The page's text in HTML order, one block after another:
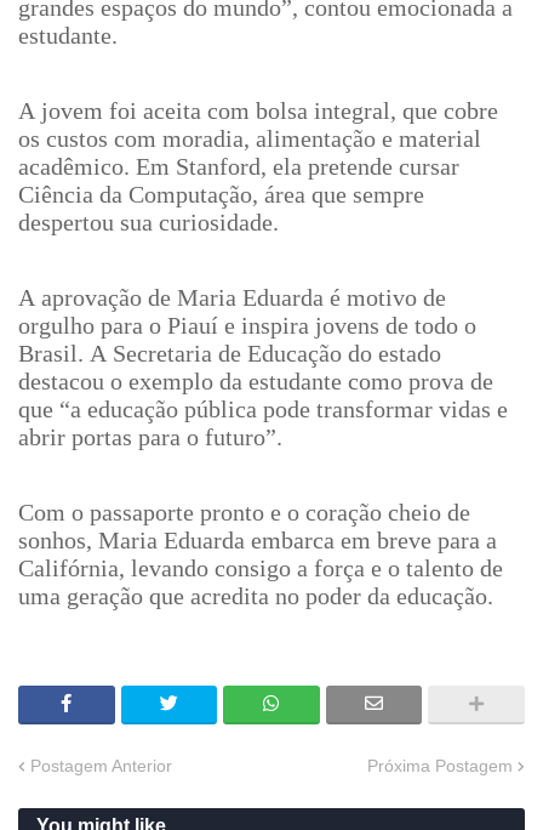
grandes espaços do mundo”, contou emocionada a
estudante.
A jovem foi aceita com bolsa integral, que cobre
os custos com moradia, alimentação e material
acadêmico. Em Stanford, ela pretende cursar
Ciência da Computação, área que sempre
despertou sua curiosidade.
A aprovação de Maria Eduarda é motivo de
orgulho para o Piauí e inspira jovens de todo o
Brasil. A Secretaria de Educação do estado
destacou o exemplo da estudante como prova de
que “a educação pública pode transformar vidas e
abrir portas para o futuro”.
Com o passaporte pronto e o coração cheio de
sonhos, Maria Eduarda embarca em breve para a
Califórnia, levando consigo a força e o talento de
uma geração que acredita no poder da educação.
Postagem Anterior Próxima Postagem